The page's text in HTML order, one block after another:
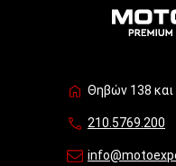
Θηβών 138 και
210.5769.200